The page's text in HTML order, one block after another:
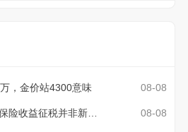
08-08
，金价站4300意味
08-08
中国税务总局：对境外保险收益征税并非新政策